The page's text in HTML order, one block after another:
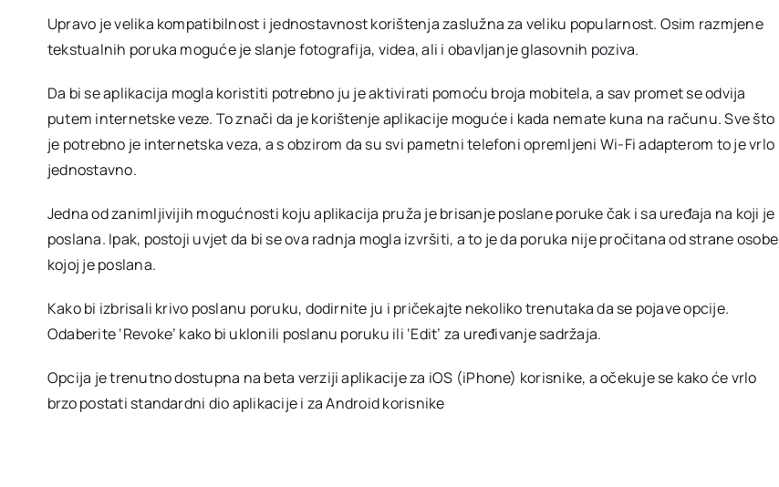
Upravo je velika kompatibilnost i jednostavnost korištenja zaslužna za veliku popularnost. Osim razmjene
tekstualnih poruka moguće je slanje fotografija, videa, ali i obavljanje glasovnih poziva.
Da bi se aplikacija mogla koristiti potrebno ju je aktivirati pomoću broja mobitela, a sav promet se odvija
putem internetske veze. To znači da je korištenje aplikacije moguće i kada nemate kuna na računu. Sve što
je potrebno je internetska veza, a s obzirom da su svi pametni telefoni opremljeni Wi-Fi adapterom to je vrlo
jednostavno.
Jedna od zanimljivijih mogućnosti koju aplikacija pruža je brisanje poslane poruke čak i sa uređaja na koji je
poslana. Ipak, postoji uvjet da bi se ova radnja mogla izvršiti, a to je da poruka nije pročitana od strane osobe
kojoj je poslana.
Kako bi izbrisali krivo poslanu poruku, dodirnite ju i pričekajte nekoliko trenutaka da se pojave opcije.
Odaberite ‘Revoke’ kako bi uklonili poslanu poruku ili ‘Edit’ za uređivanje sadržaja.
Opcija je trenutno dostupna na beta verziji aplikacije za iOS (iPhone) korisnike, a očekuje se kako će vrlo
brzo postati standardni dio aplikacije i za Android korisnike